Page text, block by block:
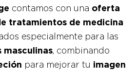
contamos con una oferta
tratamientos de medicina
especialmente para las
masculinas, combinando
para mejorar tu imagen